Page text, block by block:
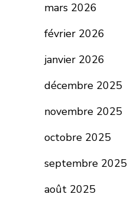
mars 2026
février 2026
janvier 2026
décembre 2025
novembre 2025
octobre 2025
septembre 2025
août 2025